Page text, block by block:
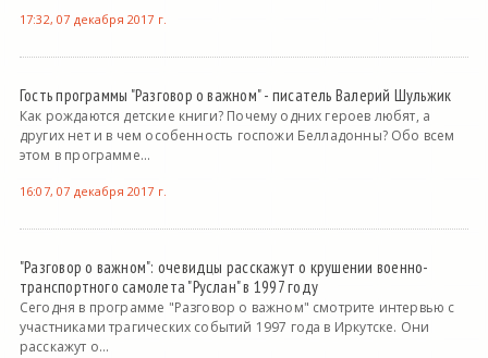
17:32, 07 декабря 2017 г.
Гость программы "Разговор о важном" - писатель Валерий Шульжик
Как рождаются детские книги? Почему одних героев любят, а
других нет и в чем особенность госпожи Белладонны? Обо всем
этом в программе...
16:07, 07 декабря 2017 г.
"Разговор о важном": очевидцы расскажут о крушении военно-
транспортного самолета "Руслан" в 1997 году
Сегодня в программе "Разговор о важном" смотрите интервью с
участниками трагических событий 1997 года в Иркутске. Они
расскажут о...